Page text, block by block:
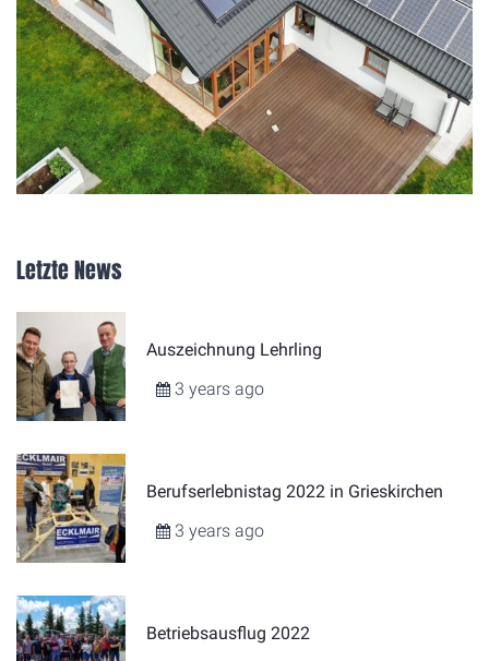
Letzte News
Auszeichnung Lehrling
3 years ago
Berufserlebnistag 2022 in Grieskirchen
3 years ago
Betriebsausflug 2022